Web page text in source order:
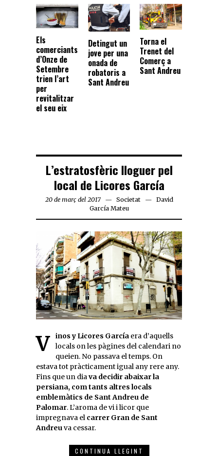
Els
comerciants
d’Onze de
Setembre
trien l’art
per
revitalitzar
el seu eix
Detingut un
jove per una
onada de
robatoris a
Sant Andreu
Torna el
Trenet del
Comerç a
Sant Andreu
L’estratosfèric lloguer pel
local de Licores García
20 de març del 2017 Societat
David
García Mateu
Vinos y Licores García era d’aquells
locals on les pàgines del calendari no
queien. No passava el temps. On
estava tot pràcticament igual any rere any.
Fins que un diava decidir abaixar la
persiana, com tants altres locals
emblemàtics de Sant Andreu de
Palomar. L’aroma de vi i licor que
impregnava el carrer Gran de Sant
Andreuva cessar.
CONTINUA LLEGINT